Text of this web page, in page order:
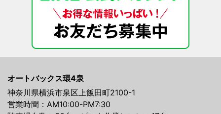
オートバックス環4泉
神奈川県横浜市泉区上飯田町2100-1
営業時間：AM10:00-PM7:30